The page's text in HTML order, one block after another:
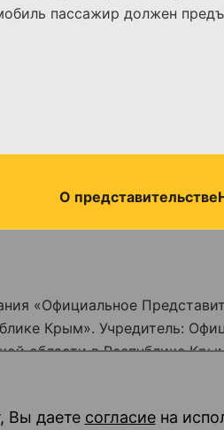
пассажир должен
О представительстве
«Официальное
Крым». Учредитель:
области в Республике
номер ЭЛ № ФС77 -
Вы даете согласие на